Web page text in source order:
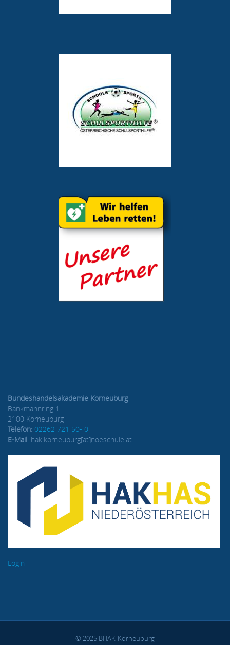
Bundeshandelsakademie Korneuburg
Bankmannring 1
2100 Korneuburg
Telefon: 02262 721 50- 0
E-Mail: hak.korneuburg[at]noeschule.at
Login
© 2025 BHAK-Korneuburg